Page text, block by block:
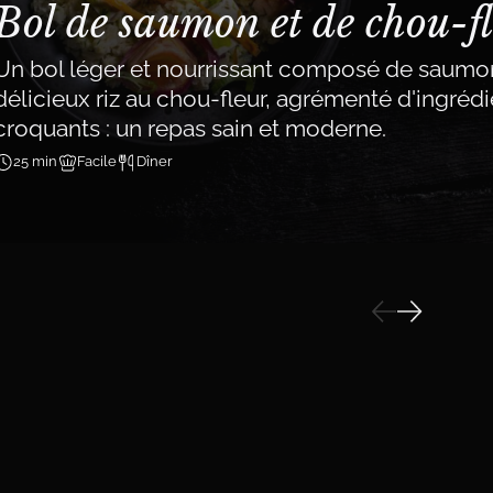
de saumon et de chou-
bol léger et nourrissant composé de
riz au chou-fleur, agrémenté
: un repas sain et moderne.
25 min Facile Dîner